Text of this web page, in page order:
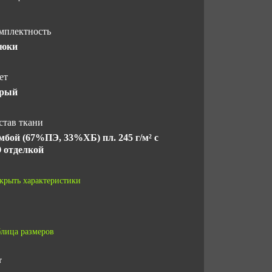
ткани
(67%ПЭ, 33%ХБ) пл. 245 г/м² с
срок хранения
характеристики
размеров